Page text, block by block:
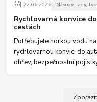
22.06.2026 Návody, rady,
Rychlovarná konvice
cestách
Potřebujete horkou vodu
rychlovarnou konvici do
ohřev, bezpečnostní